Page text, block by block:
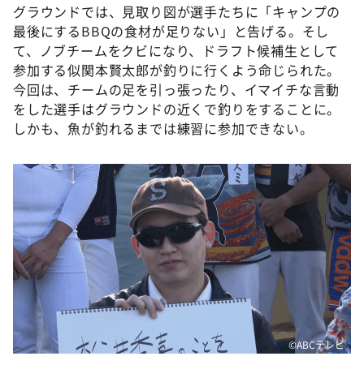
グラウンドでは、見取り図が選手たちに「キャンプの
最後にするBBQの食材が足りない」と告げる。そし
て、ノブチームをクビになり、ドラフト候補生として
参加する似関本賢太郎が釣りに行くよう命じられた。
今回は、チームの足を引っ張ったり、イマイチな言動
をした選手はグラウンドの近くで釣りをすることに。
しかも、魚が釣れるまでは練習に参加できない。
©ABCテレビ